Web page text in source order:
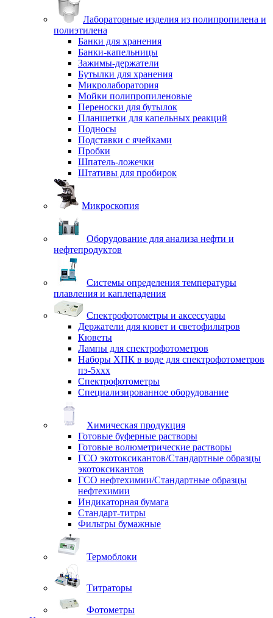
Лабораторные изделия из полипропилена и
полиэтилена
Банки для хранения
Банки-капельницы
Зажимы-держатели
Бутылки для хранения
Микролаборатория
Мойки полипропиленовые
Переноски для бутылок
Планшетки для капельных реакций
Подносы
Подставки с ячейками
Пробки
Шпатель-ложечки
Штативы для пробирок
Микроскопия
Оборудование для анализа нефти и
нефтепродуктов
Системы определения температуры
плавления и каплепадения
Спектрофотометры и аксессуары
Держатели для кювет и светофильтров
Кюветы
Лампы для спектрофотометров
Наборы ХПК в воде для спектрофотометров
пэ-5ххх
Спектрофотометры
Специализированное оборудование
Химическая продукция
Готовые буферные растворы
Готовые волюметрические растворы
ГСО экотоксикантов/Стандартные образцы
экотоксикантов
ГСО нефтехимии/Стандартные образцы
нефтехимии
Индикаторная бумага
Стандарт-титры
Фильтры бумажные
Термоблоки
Титраторы
Фотометры